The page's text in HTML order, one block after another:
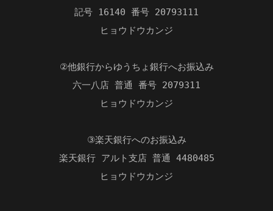
記号 16140 番号 20793111
ヒョウドウカンジ
②他銀行からゆうちょ銀行へお振込み
六一八店 普通 番号 2079311
ヒョウドウカンジ
③楽天銀行へのお振込み
楽天銀行 アルト支店 普通 4480485
ヒョウドウカンジ